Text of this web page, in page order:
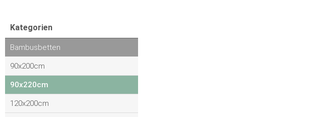
Kategorien
Bambusbetten
90x200cm
90x220cm
120x200cm